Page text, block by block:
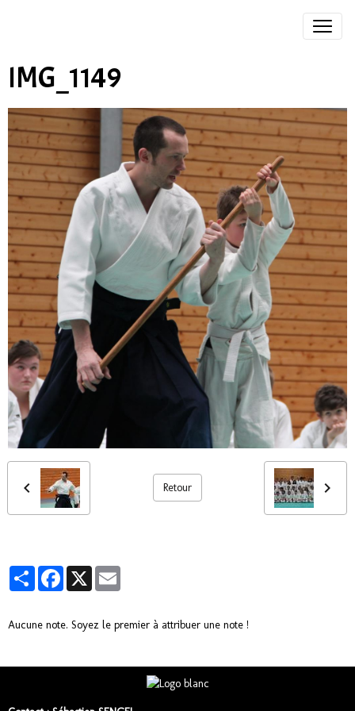
IMG_1149
Retour
PartagerFacebook
X
Aucune note. Soyez le premier à attribuer une note !